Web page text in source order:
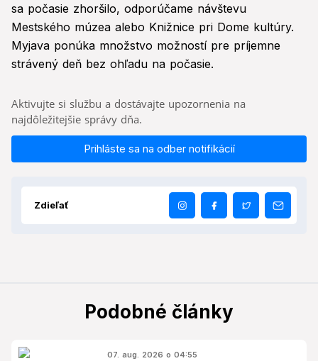
sa počasie zhoršilo, odporúčame návštevu
Mestského múzea alebo Knižnice pri Dome kultúry.
Myjava ponúka množstvo možností pre príjemne
strávený deň bez ohľadu na počasie.
Aktivujte si službu a dostávajte upozornenia na
najdôležitejšie správy dňa.
Prihláste sa na odber notifikácií
Zdieľať
Podobné články
07. aug. 2026 o 04:55